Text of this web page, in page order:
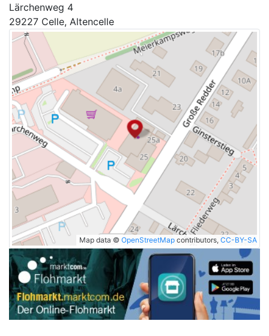
Lärchenweg 4
29227 Celle, Altencelle
Map data © OpenStreetMap contributors, CC-BY-SA